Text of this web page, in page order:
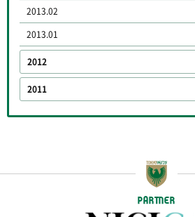
2013.02
2013.01
2012
2011
PARTNER